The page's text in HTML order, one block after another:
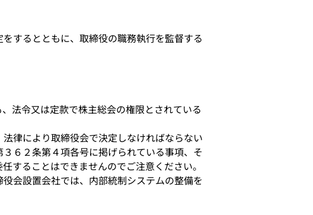
するとともに、取締役の職務執行を監督する
法令又は定款で株主総会の権限とされている
律により取締役会で決定しなければならない
６２条第４項各号に掲げられている事項、そ
することはできませんのでご注意ください。
会設置会社では、内部統制システムの整備を